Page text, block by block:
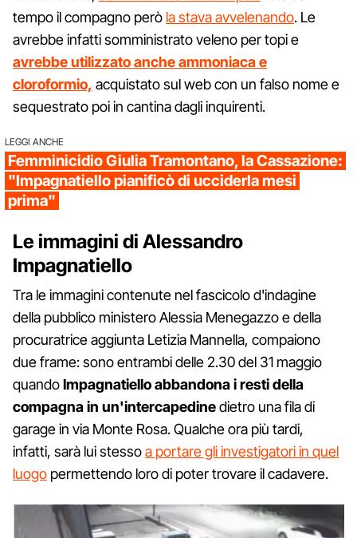
tempo il compagno però la stava avvelenando. Le
avrebbe infatti somministrato veleno per topi e
avrebbe utilizzato anche ammoniaca e
cloroformio, acquistato sul web con un falso nome e
sequestrato poi in cantina dagli inquirenti.
LEGGI ANCHE
Femminicidio Giulia Tramontano, la Cassazione:
"Impagnatiello pianificò di ucciderla mesi
prima"
Le immagini di Alessandro
Impagnatiello
Tra le immagini contenute nel fascicolo d'indagine
della pubblico ministero Alessia Menegazzo e della
procuratrice aggiunta Letizia Mannella, compaiono
due frame: sono entrambi delle 2.30 del 31 maggio
quandoImpagnatiello abbandona i resti della
compagna in un'intercapedinedietro una fila di
garage in via Monte Rosa. Qualche ora più tardi,
infatti, sarà lui stessoa portare gli investigatori in quel
luogo permettendo loro di poter trovare il cadavere.